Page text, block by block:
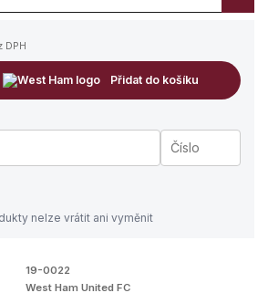
DPH
Přidat do košíku
nelze vrátit ani vyměnit
19-0022
West Ham United FC